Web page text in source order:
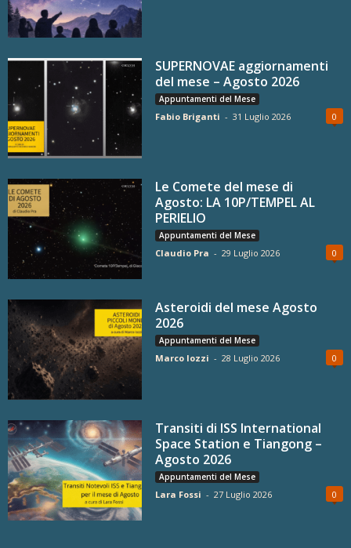
SUPERNOVAE aggiornamenti
del mese – Agosto 2026
Appuntamenti del Mese
Fabio Briganti - 31 Luglio 2026 0
Le Comete del mese di
Agosto: LA 10P/TEMPEL AL
PERIELIO
Appuntamenti del Mese
Claudio Pra - 29 Luglio 2026 0
Asteroidi del mese Agosto
2026
Appuntamenti del Mese
Marco Iozzi - 28 Luglio 2026 0
Transiti di ISS International
Space Station e Tiangong –
Agosto 2026
Appuntamenti del Mese
Lara Fossi - 27 Luglio 2026 0